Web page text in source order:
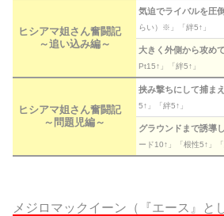
ヒシアマ姐さん奮闘記
～追い込み編～
気迫でライバルを圧
らい）※」「絆5↑」
大きく外側から攻め
Pt15↑」「絆5↑」
ヒシアマ姐さん奮闘記
～問題児編～
挟み撃ちにして捕ま
5↑」「絆5↑」
グラウンドまで誘導
ード10↑」「根性5↑」「
メジロマックイーン（『エース』と